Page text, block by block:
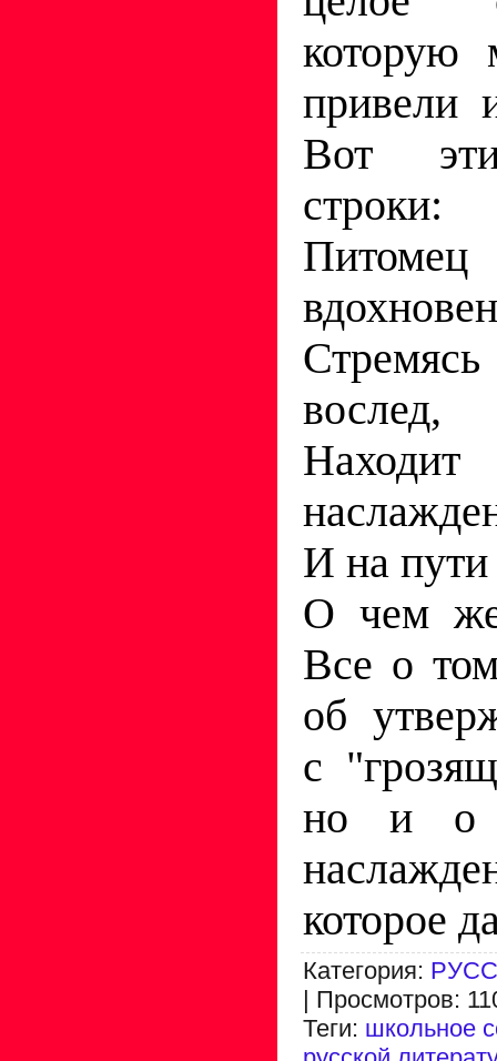
которую
привели
Вот
строки:
вослед,
И на пути
О чем же
Все о
об
с
но и о
которое
Категория:
| Просмотров:
Теги: школьное